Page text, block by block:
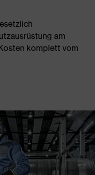
am
komplett vom